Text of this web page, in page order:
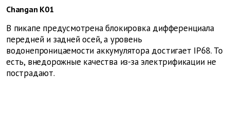
Changan K01
В пикапе предусмотрена блокировка дифференциала
передней и задней осей, а уровень
водонепроницаемости аккумулятора достигает IP68. То
есть, внедорожные качества из-за электрификации не
пострадают.